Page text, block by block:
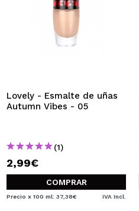
Lovely - Esmalte de uñas
Autumn Vibes - 05
(1)
2,99€
COMPRAR
Precio x 100 ml: 37,38€ IVA Incl.